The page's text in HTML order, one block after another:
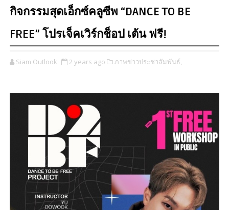
กิจกรรมสุดเอ็กซ์คลูซีพ “DANCE TO BE
FREE” โปรเจ็คเวิร์กช็อป เต้น ฟรี!
Siam Outlook 2 years ago ภาพข่าวประชาสัมพันธ์,